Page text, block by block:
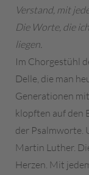
Verstand, mit
Die Worte, die
liegen.
Im Chorgestühl
Delle, die man
Generationen
klopften auf den
der Psalmworte.
Martin Luther.
Herzen. Mit